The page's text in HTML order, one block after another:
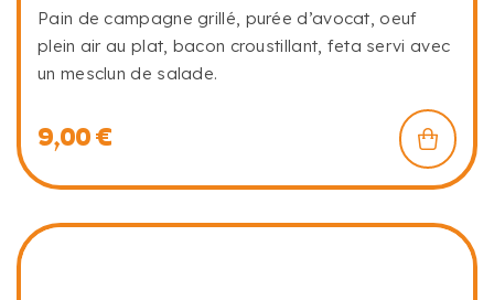
Pain de campagne grillé, purée d’avocat, oeuf
plein air au plat, bacon croustillant, feta servi avec
un mesclun de salade.
9,00€